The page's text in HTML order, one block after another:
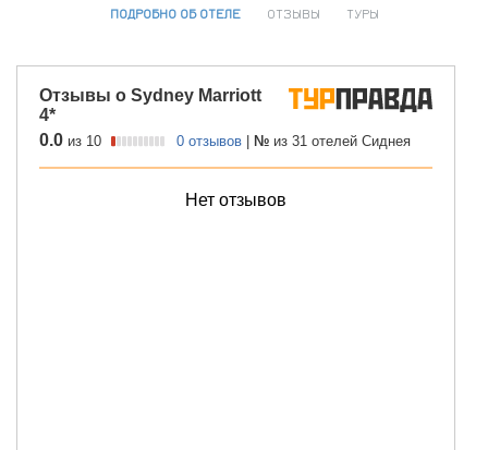
ПОДРОБНО ОБ ОТЕЛЕ ОТЗЫВЫ ТУРЫ